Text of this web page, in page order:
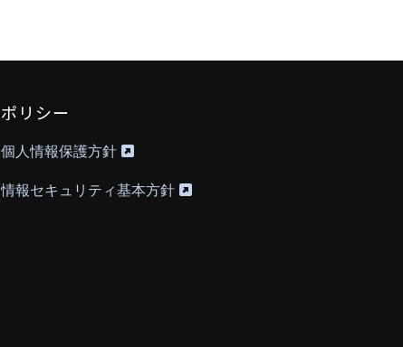
ポリシー
個人情報保護方針
情報セキュリティ基本方針